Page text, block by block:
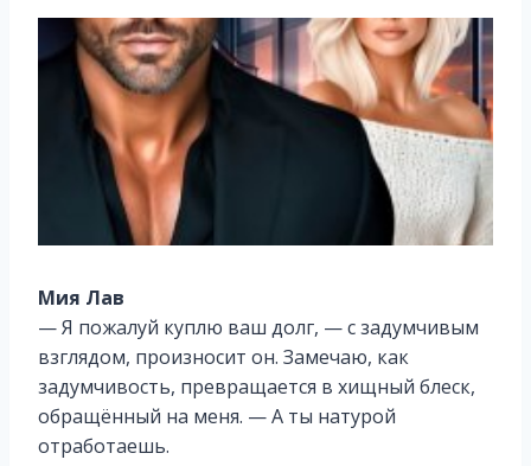
Мия Лав
— Я пожалуй куплю ваш долг, — с задумчивым
взглядом, произносит он. Замечаю, как
задумчивость, превращается в хищный блеск,
обращённый на меня. — А ты натурой
отработаешь.